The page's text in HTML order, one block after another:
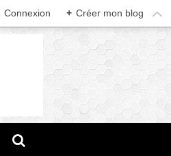
Connexion + Créer mon blog